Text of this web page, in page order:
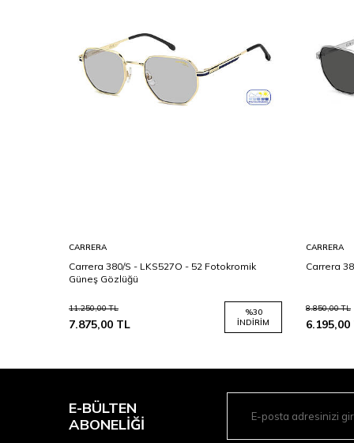
CARRERA
Carrera 380/S - LKS527O - 52 Fotokromik
Güneş Gözlüğü
11.250,00TL
7.875,00 TL
%30
İNDIRIM
CARRERA
Carrera
8.850,00TL
6.195,00
E-BÜLTEN
ABONELIĞI